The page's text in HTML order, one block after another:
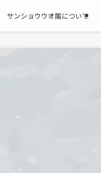
サンショウウオ属について